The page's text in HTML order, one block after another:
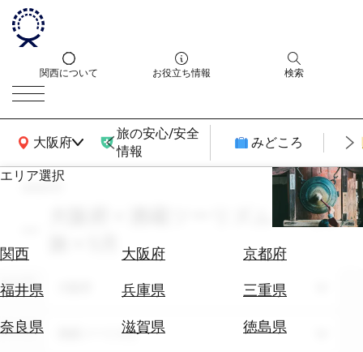
関西について お役立ち情報 検索
大阪府
関西広域MAP
旅の安心/安全
情報
みどころ
エリア選択
関西 大阪府
京都府
福井県
兵庫県
三重県
奈良県
滋賀県
徳島県
エ
券
テ
search
大阪府 × 酒蔵ツーリズム × 一人
エリア
テーマ 酒蔵ツーリズム